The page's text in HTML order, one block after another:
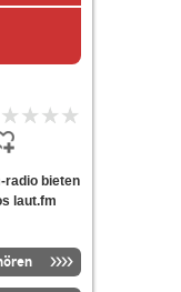
radio bieten
laut.fm